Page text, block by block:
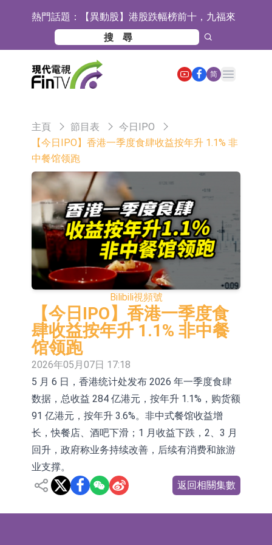
熱門話題： 【異動股】港股跌幅榜前十，九福來
(08611.HK)跌21.43%，天瑞汽車内飾
(06162.HK)跌18.44%
【異動股】港股漲幅榜前十，佳明集
團控股(01271.HK)漲+78.22%，拿森
科技(02261.HK)漲+64.11%
斯迪克：公司為國內摺疊屏核心功能
材料供應商
恒瑞醫藥：公司已在中國獲批上市26
目標客戶的測試認證
上期所：7月份對11個實際控制關系
江總部物業服務項目
亞太股份：公司是零跑汽車和
Stellantis集團的供應商
理工雷科面向邊緣AI場景推出"山
海"系列智算模組 系列產品基於國產
CPU與GPU構建
【異動股】醫療研發外包板塊拉升，
博騰股份(300363.CN)漲20.02%
日韓股市收盤雙雙下跌
依米康：海外交付以東南亞、中東市
場為主 並已取得歐美相關認證
上交所：財通多策略福鑫定期開放靈
活配置混合型發起式證券投資基金臨
時停牌
上交所：景順長城全球半導體芯片產
業股票型證券投資基金臨時停牌
【異動股】港股跌幅榜前十，卡森國
際(00496.HK)跌22.40%，九福來
(08611.HK)跌21.01%
【異動股】港股漲幅榜前十，拿森科
技(02261.HK)漲+75.05%，辰興發展
(02286.HK)漲+64.91%
神火股份：新疆神火鋁水轉化率已
100%
【異動股】焦炭Ⅲ板塊下挫，陝西黑
貓(601015.CN)跌8.38%
浙江證監局對財通證券股份有限公司
採取出具警示函措施
山金國際：港股上市工作正常推進中
简
Open main menu
主頁 節目表
今日IPO
【今日IPO】香港一季度食肆收益按年升 1.1% 非
中餐馆领跑
Bilibili視頻號
【今日IPO】香港一季度食
肆收益按年升 1.1% 非中餐
馆领跑
2026年05月07日 17:18
5 月 6 日，香港统计处发布 2026 年一季度食肆
数据，总收益 284 亿港元，按年升 1.1%，购货额
91 亿港元，按年升 3.6%。非中式餐馆收益增
长，快餐店、酒吧下滑；1 月收益下跌，2、3 月
回升，政府称业务持续改善，后续有消费和旅游
业支撑。
返回相關集數